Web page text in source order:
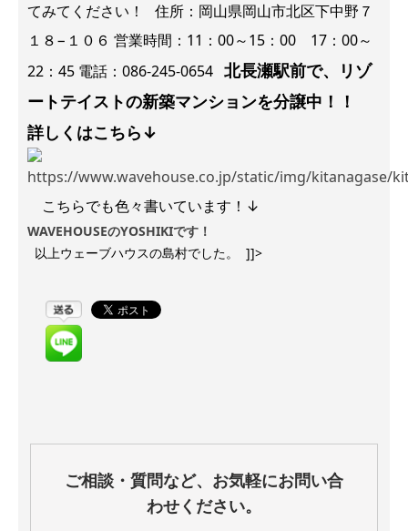
てみてください！ 住所： 岡山県岡山市北区下中野７
１８−１０６ 営業時間：11：00～15：00 17：00～
22：45 電話： 086-245-0654 北長瀬駅前で、リゾ
ートテイストの新築マンションを分譲中！！
詳しくはこちら↓
こちらでも色々書いています！↓
WAVEHOUSEのYOSHIKIです！
以上ウェーブハウスの島村でした。 ]]>
ご相談・質問など、お気軽にお問い合
わせください。